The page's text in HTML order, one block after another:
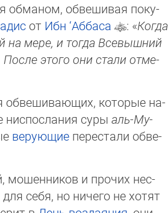
обманом, об­ве­ши­вая по­ку­
от Ибн ‘Аббаса : «Ког­да
ме­ре, и тогда Все­выш­ний
этого они ста­ли от­ме­
об­ве­ши­вающих, которые на­
ниспослания суры аль-Му­
верующие пере­ста­ли об­ве­
мошен­ников и прочих нес­
себя, но ничего не хо­тят